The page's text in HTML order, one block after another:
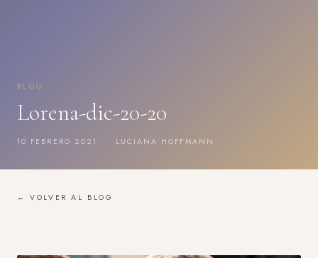
BLOG
Lorena-dic-20-20
10 FEBRERO 2021 · LUCIANA HOFFMANN
← VOLVER AL BLOG